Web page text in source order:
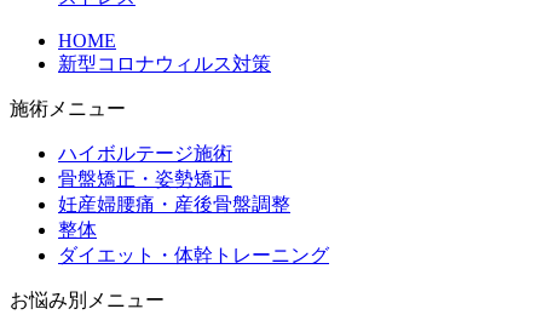
HOME
新型コロナウィルス対策
施術メニュー
ハイボルテージ施術
骨盤矯正・姿勢矯正
妊産婦腰痛・産後骨盤調整
整体
ダイエット・体幹トレーニング
お悩み別メニュー